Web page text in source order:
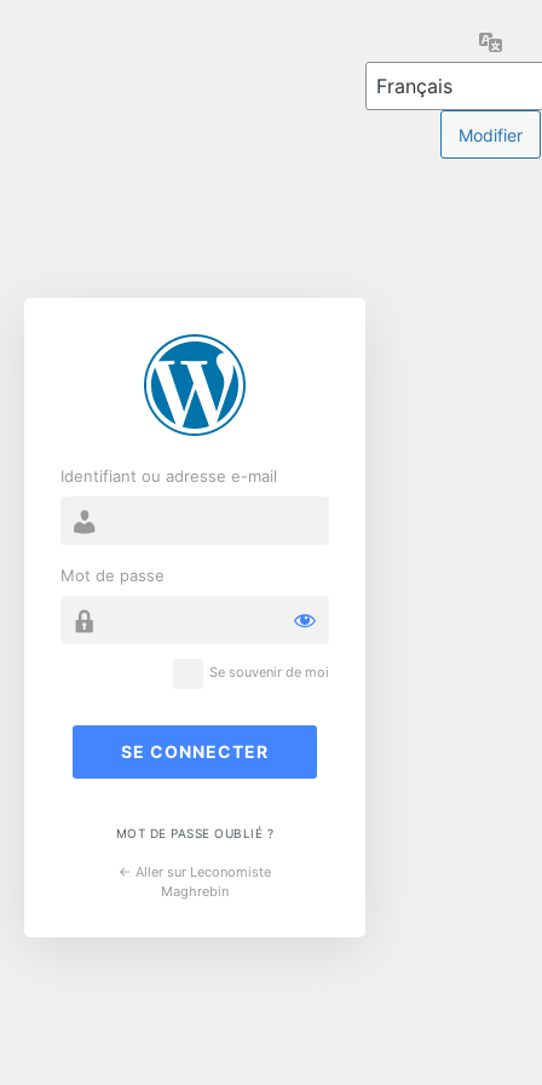
Identifiant ou adresse e-mail
Mot de passe
Se souvenir de moi
MOT DE PASSE OUBLIÉ ?
← Aller sur Leconomiste
Maghrebin